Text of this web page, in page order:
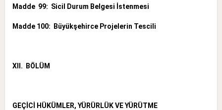
Madde 99: Sicil Durum Belgesi İstenmesi
Madde 100: Büyükşehirce Projelerin Tescili
XII. BÖLÜM
GEÇİCİ HÜKÜMLER, YÜRÜRLÜK VE YÜRÜTME